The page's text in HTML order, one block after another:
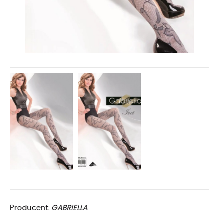
Producent: GABRIELLA